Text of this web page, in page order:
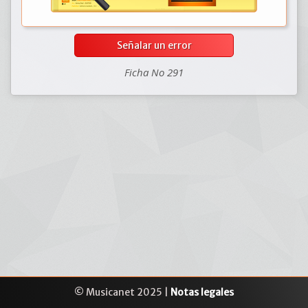
Señalar un error
Ficha No 291
© Musicanet 2025 | Notas legales